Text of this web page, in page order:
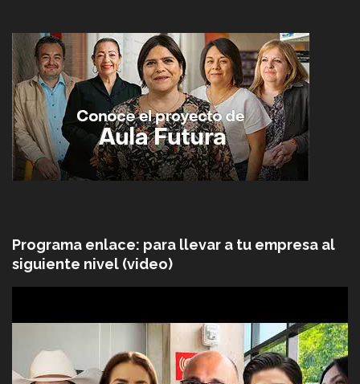
Programa enlace: para llevar a tu empresa al
siguiente nivel (video)